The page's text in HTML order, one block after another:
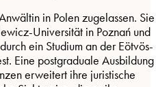
in Polen zugelassen. Sie
Universität in Poznań und
ein Studium an der Eötvös-
Eine postgraduale Ausbildung
erweitert ihre juristische